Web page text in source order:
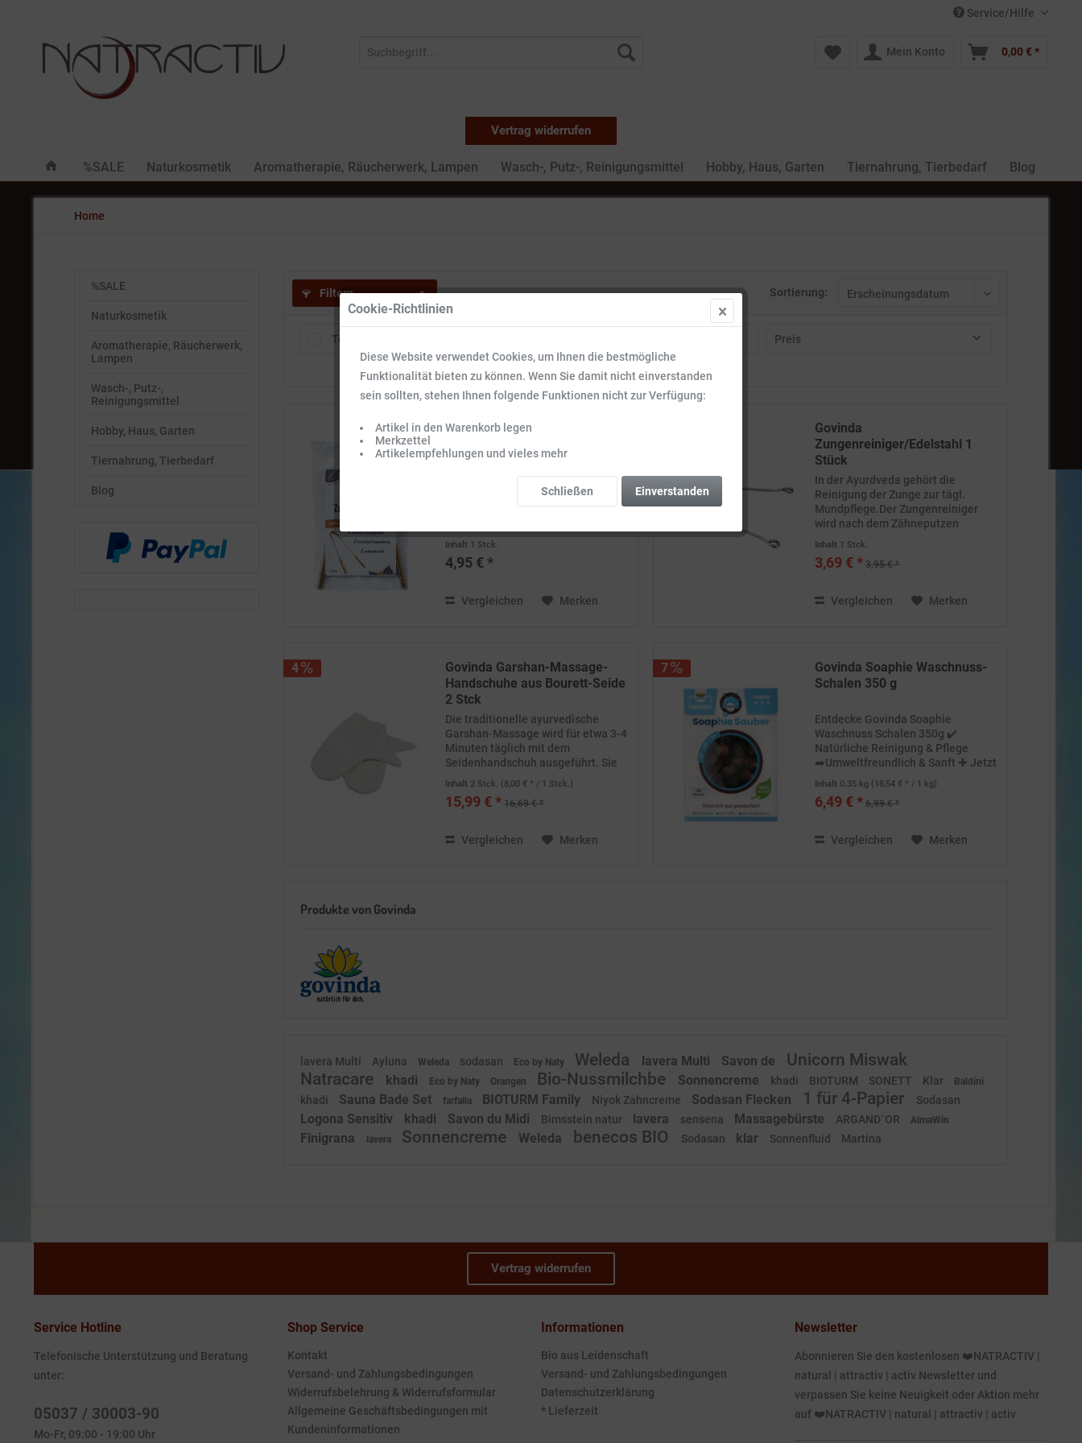
Service/Hilfe
Mein Konto 0,00 € *
Vertrag widerrufen
%SALE Naturkosmetik Aromatherapie, Räucherwerk, Lampen Wasch-, Putz-, Reinigungsmittel Hobby, Haus, Garten Tiernahrung, Tierbedarf Blog
Home
%SALE
Naturkosmetik
Aromatherapie, Räucherwerk,
Lampen
Wasch-, Putz-,
Reinigungsmittel
Hobby, Haus, Garten
Tiernahrung, Tierbedarf
Blog
Filtern Sortierung:
Testsieger Preis
Govinda
In der Ayurdveda gehört die
Reinigung der Zunge zur täglichen
Mundpflege. Der Zungenreiniger
langsam über die ausgestreckte
mit warmen Wasser ausspülen.
Inhalt 1 Stck.
4,95 € *
Vergleichen Merken
Govinda
Zungenreiniger/Edelstahl 1
Stück
In der Ayurdveda gehört die
Reinigung der Zunge zur tägl.
Mundpflege.Der Zungenreiniger
wird nach dem Zähneputzen
langsam über die ausgestreckte
Inhalt 1 Stck.
3,69 € * 3,95 € *
Vergleichen Merken
4
Govinda Garshan-Massage-
Handschuhe aus Bourett-Seide
2 Stck
Die traditionelle ayurvedische
Garshan-Massage wird für etwa 3-4
Minuten täglich mit dem
Seidenhandschuh ausgeführt. Sie
dient der Förderung der
Durchblutung Durch das sanfte
beseitigen der Hautschüppchen ist
Inhalt 2 Stck. (8,00 € * / 1 Stck.)
15,99 € * 16,69 € *
Vergleichen Merken
7
Govinda Soaphie Waschnuss-
Schalen 350 g
Entdecke Govinda Soaphie
Waschnuss Schalen 350g ✔️
Natürliche Reinigung & Pflege
➡️Umweltfreundlich & Sanft ✚ Jetzt
im NATRACTIV Online Shop kaufen!
Inhalt 0.35 kg (18,54 € * / 1 kg)
6,49 € * 6,99 € *
Vergleichen Merken
Produkte von Govinda
lavera Multi Ayluna Weleda sodasan Eco by Naty Weleda lavera Multi Savon de
Unicorn Miswak
Natracare
khadi Eco by Naty Orangen Bio-Nussmilchbe Sonnencreme khadi BIOTURM SONETT Klar Baldini
khadi Sauna Bade Set farfalla BIOTURM Family Niyok Zahncreme Sodasan Flecken 1 für 4-Papier Sodasan
Logona Sensitiv khadi Savon du Midi Bimsstein natur lavera sensena Massagebürste ARGAND´OR AlmaWin
Finigrana lavera Sonnencreme Weleda benecos BIO Sodasan klar Sonnenfluid Martina
Vertrag widerrufen
Service Hotline
Telefonische Unterstützung und Beratung
unter:
05037 / 30003-90
Mo-Fr, 09:00 - 19:00 Uhr
Shop Service
Kontakt
Versand- und Zahlungsbedingungen
Widerrufsbelehrung & Widerrufsformular
Allgemeine Geschäftsbedingungen mit
Kundeninformationen
Informationen
Bio aus Leidenschaft
Versand- und Zahlungsbedingungen
Datenschutzerklärung
* Lieferzeit
Newsletter
Abonnieren Sie den kostenlosen ❤️NATRACTIV |
natural | attractiv | activ Newsletter und
verpassen Sie keine Neuigkeit oder Aktion mehr
auf ❤️NATRACTIV | natural | attractiv | activ
Cookie-Richtlinien
Diese Website verwendet Cookies, um Ihnen die bestmögliche
Funktionalität bieten zu können. Wenn Sie damit nicht einverstanden
sein sollten, stehen Ihnen folgende Funktionen nicht zur Verfügung:
Artikel in den Warenkorb legen
Merkzettel
Artikelempfehlungen und vieles mehr
Einverstanden
Schließen